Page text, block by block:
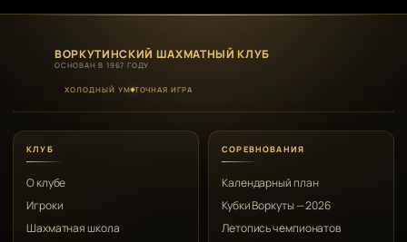
ВОРКУТИНСКИЙ ШАХМАТНЫЙ КЛУБ
ОСНОВАН В 1967 ГОДУ
ХОЛОДНЫЙ УМ ТОЧНАЯ ИГРА
КЛУБ
О клубе
Игроки
Шахматная школа
СОРЕВНОВАНИЯ
Календарный план
Кубки Воркуты — 2026
Летопись чемпионатов